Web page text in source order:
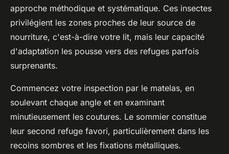
approche méthodique et systématique. Ces insectes
privilégient les zones proches de leur source de
nourriture, c'est-à-dire votre lit, mais leur capacité
d'adaptation les pousse vers des refuges parfois
surprenants.
Commencez votre inspection par le matelas, en
soulevant chaque angle et en examinant
minutieusement les coutures. Le sommier constitue
leur second refuge favori, particulièrement dans les
recoins sombres et les fixations métalliques.